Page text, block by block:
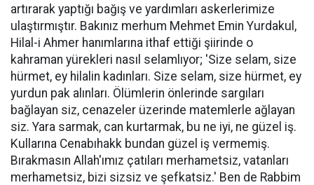
artırarak yaptığı bağış ve yardımları askerlerimize
ulaştırmıştır. Bakınız merhum Mehmet Emin Yurdakul,
Hilal-i Ahmer hanımlarına ithaf ettiği şiirinde o
kahraman yürekleri nasıl selamlıyor; 'Size selam, size
hürmet, ey hilalin kadınları. Size selam, size hürmet, ey
yurdun pak alınları. Ölümlerin önlerinde sargıları
bağlayan siz, cenazeler üzerinde matemlerle ağlayan
siz. Yara sarmak, can kurtarmak, bu ne iyi, ne güzel iş.
Kullarına Cenabıhakk bundan güzel iş vermemiş.
Bırakmasın Allah'ımız çatıları merhametsiz, vatanları
merhametsiz, bizi sizsiz ve şefkatsiz.' Ben de Rabbim